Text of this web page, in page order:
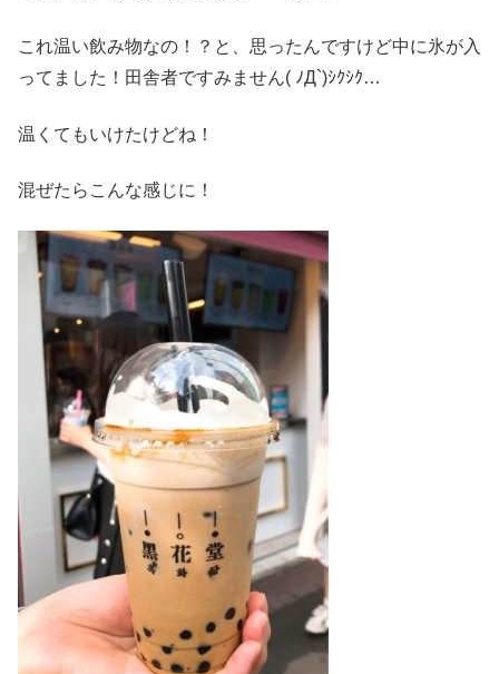
これ温い飲み物なの！？と、思ったんですけど中に氷が入
ってました！田舎者ですみません( ﾉД`)ｼｸｼｸ…
温くてもいけたけどね！
混ぜたらこんな感じに！